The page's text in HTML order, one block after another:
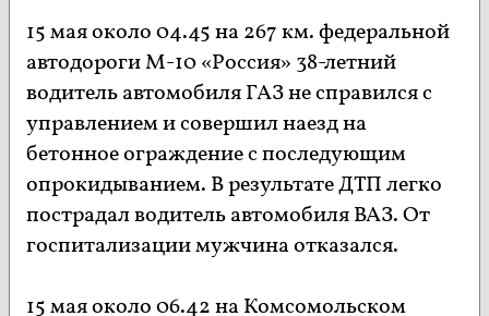
15 мая около 04.45 на 267 км. федеральной
автодороги М-10 «Россия» 38-летний
водитель автомобиля ГАЗ не справился с
управлением и совершил наезд на
бетонное ограждение с последующим
опрокидыванием. В результате ДТП легко
пострадал водитель автомобиля ВАЗ. От
госпитализации мужчина отказался.
15 мая около 06.42 на Комсомольском